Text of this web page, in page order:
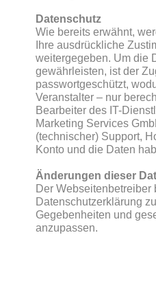
Datenschutz
Wie bereits erwähnt,
Ihre ausdrückliche
weitergegeben. Um die
gewährleisten, ist der
passwortgeschützt,
Veranstalter – nur
Bearbeiter des IT-
Marketing Services
(technischer) Support,
Konto und die Daten
Änderungen dieser
Der Webseitenbetreiber
Datenschutzerklärung
Gegebenheiten und
anzupassen.